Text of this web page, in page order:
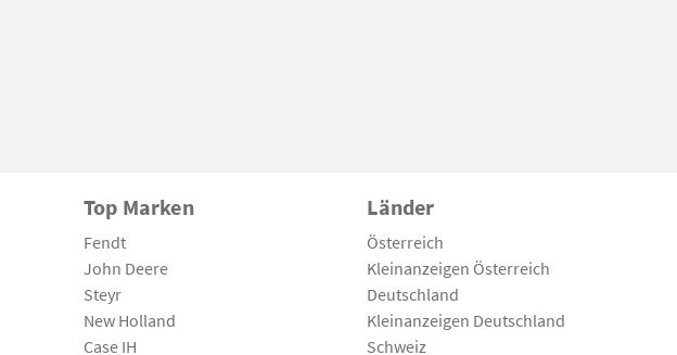
Top Marken
Fendt
John Deere
Steyr
New Holland
Case IH
Länder
Österreich
Kleinanzeigen Österreich
Deutschland
Kleinanzeigen Deutschland
Schweiz